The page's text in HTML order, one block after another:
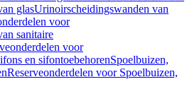
glasUrinoirscheidingswanden van
voor
sanitaire
voor
en sifontoebehorenSpoelbuizen,
Reserveonderdelen voor Spoelbuizen,